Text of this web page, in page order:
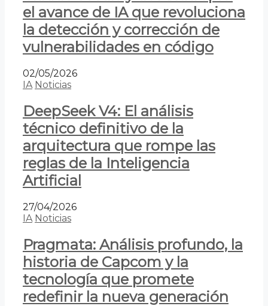
el avance de IA que revoluciona
la detección y corrección de
vulnerabilidades en código
02/05/2026
IA Noticias
DeepSeek V4: El análisis
técnico definitivo de la
arquitectura que rompe las
reglas de la Inteligencia
Artificial
27/04/2026
IA Noticias
Pragmata: Análisis profundo, la
historia de Capcom y la
tecnología que promete
redefinir la nueva generación